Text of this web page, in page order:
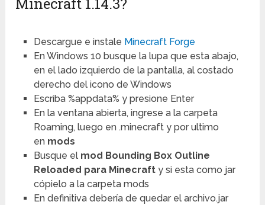
Descargue e instale Minecraft Forge
En Windows 10 busque la lupa que esta abajo,
en el lado izquierdo de la pantalla, al costado
derecho del icono de Windows
Escriba %appdata% y presione Enter
En la ventana abierta, ingrese a la carpeta
Roaming, luego en .minecraft y por ultimo
en mods
Busque el mod Bounding Box Outline
Reloaded para Minecrafty si esta como jar
cópielo a la carpeta mods
En definitiva debería de quedar el archivo.jar